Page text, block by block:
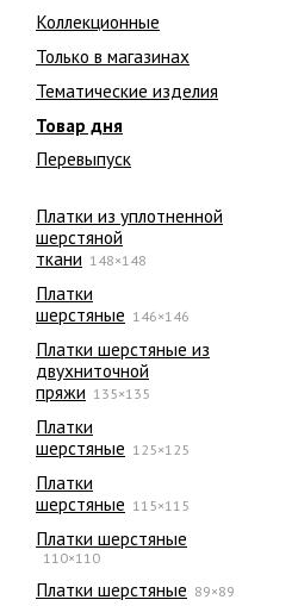
Коллекционные
Только в магазинах
Тематические изделия
Товар дня
Перевыпуск
Платки из уплотненной
шерстяной
ткани 148×148
Платки
шерстяные 146×146
Платки шерстяные из
двухниточной
пряжи 135×135
Платки
шерстяные 125×125
Платки
шерстяные 115×115
Платки шерстяные
110×110
Платки шерстяные 89×89